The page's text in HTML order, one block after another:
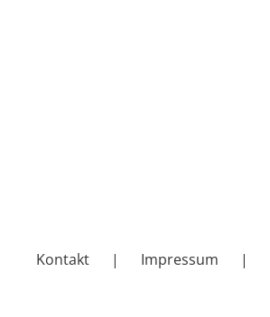
Kontakt Impressum